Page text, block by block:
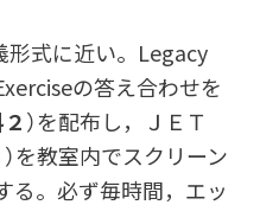
形式に近い。Legacy
の答え合わせを
）を配布し，ＪＥＴ
）を教室内でスクリーン
る。必ず毎時間，エッ